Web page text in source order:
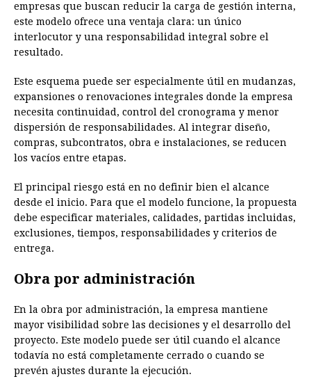
empresas que buscan reducir la carga de gestión interna,
este modelo ofrece una ventaja clara: un único
interlocutor y una responsabilidad integral sobre el
resultado.
Este esquema puede ser especialmente útil en mudanzas,
expansiones o renovaciones integrales donde la empresa
necesita continuidad, control del cronograma y menor
dispersión de responsabilidades. Al integrar diseño,
compras, subcontratos, obra e instalaciones, se reducen
los vacíos entre etapas.
El principal riesgo está en no definir bien el alcance
desde el inicio. Para que el modelo funcione, la propuesta
debe especificar materiales, calidades, partidas incluidas,
exclusiones, tiempos, responsabilidades y criterios de
entrega.
Obra por administración
En la obra por administración, la empresa mantiene
mayor visibilidad sobre las decisiones y el desarrollo del
proyecto. Este modelo puede ser útil cuando el alcance
todavía no está completamente cerrado o cuando se
prevén ajustes durante la ejecución.